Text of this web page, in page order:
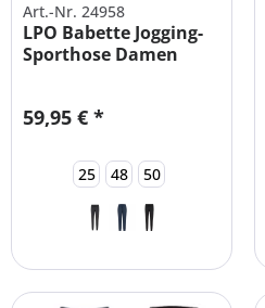
Art.-Nr. 24958
LPO Babette Jogging-
Sporthose Damen
59,95 € *
25 48 50